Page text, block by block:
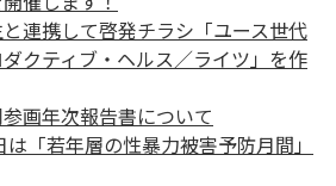
連携して啓発チラシ「ユース世代
クティブ・ヘルス／ライツ」を作
画年次報告書について
「若年層の性暴力被害予防月間」